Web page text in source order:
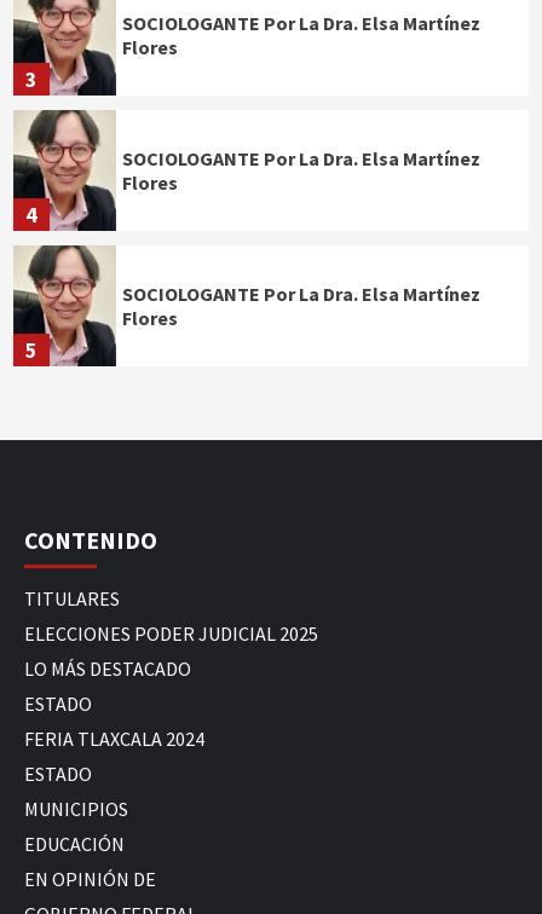
3
SOCIOLOGANTE Por La Dra. Elsa Martínez
Flores
4
SOCIOLOGANTE Por La Dra. Elsa Martínez
Flores
5
SOCIOLOGANTE Por La Dra. Elsa Martínez
Flores
CONTENIDO
TITULARES
ELECCIONES PODER JUDICIAL 2025
LO MÁS DESTACADO
ESTADO
FERIA TLAXCALA 2024
ESTADO
MUNICIPIOS
EDUCACIÓN
EN OPINIÓN DE